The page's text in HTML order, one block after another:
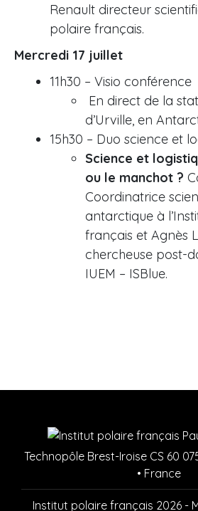
Renault directeur
polaire français.
Mercredi 17 juillet
11h30 – Visio conférence
En direct de la
d’Urville, en
15h30 – Duo science et
Science et
ou le manchot ?
Coordinatrice
antarctique à
français et Agnès
chercheuse post-
IUEM – ISBlue.
Technopôle Brest-Iroise CS 60
• France
Institut polaire français 2026 -